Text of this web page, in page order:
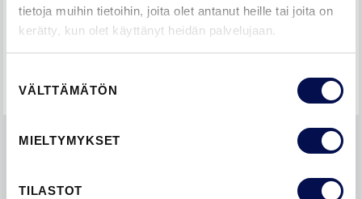
tietoja muihin tietoihin, joita olet antanut heille tai joita on
kerätty, kun olet käyttänyt heidän palvelujaan.
valinta
VÄLTTÄMÄTÖN
MIELTYMYKSET
TILASTOT